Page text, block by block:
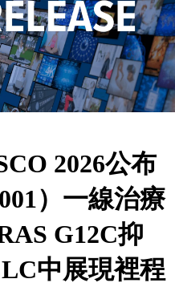
2026公布
）一線治療
G12C抑
中展現裡程